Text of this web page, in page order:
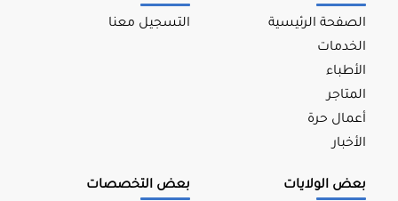
الصفحة الرئيسية
الخدمات
الأطباء
المتاجر
أعمال حرة
الأخبار
التسجيل معنا
بعض الولايات بعض التخصصات